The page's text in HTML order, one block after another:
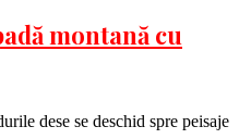
montană cu
dese se deschid spre peisaje